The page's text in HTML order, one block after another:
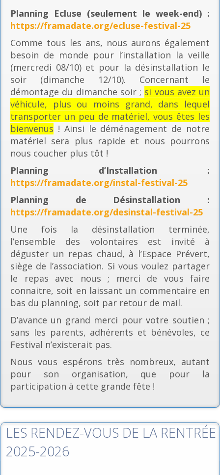
Planning Ecluse (seulement le week-end) :
https://framadate.org/ecluse-festival-25
Comme tous les ans, nous aurons également
besoin de monde pour l’installation la veille
(mercredi 08/10) et pour la désinstallation le
soir (dimanche 12/10). Concernant le
démontage du dimanche soir ; si vous avez un
véhicule, plus ou moins grand, dans lequel
transporter un peu de matériel, vous êtes les
bienvenus ! Ainsi le déménagement de notre
matériel sera plus rapide et nous pourrons
nous coucher plus tôt !
Planning d’Installation :
https://framadate.org/instal-festival-25
Planning de Désinstallation :
https://framadate.org/desinstal-festival-25
Une fois la désinstallation terminée,
l’ensemble des volontaires est invité à
déguster un repas chaud, à l’Espace Prévert,
siège de l’association. Si vous voulez partager
le repas avec nous ; merci de vous faire
connaitre, soit en laissant un commentaire en
bas du planning, soit par retour de mail.
D’avance un grand merci pour votre soutien ;
sans les parents, adhérents et bénévoles, ce
Festival n’existerait pas.
Nous vous espérons très nombreux, autant
pour son organisation, que pour la
participation à cette grande fête !
LES RENDEZ-VOUS DE LA RENTRÉE
2025-2026